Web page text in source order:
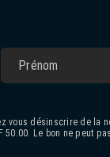
vous désinscrire de la
Le bon ne peut